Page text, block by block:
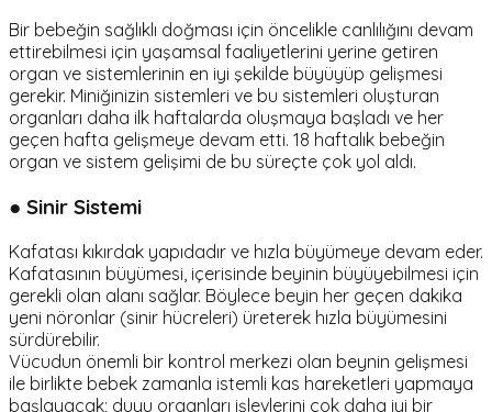
Bir bebeğin sağlıklı doğması için öncelikle canlılığını devam
ettirebilmesi için yaşamsal faaliyetlerini yerine getiren
organ ve sistemlerinin en iyi şekilde büyüyüp gelişmesi
gerekir. Miniğinizin sistemleri ve bu sistemleri oluşturan
organları daha ilk haftalarda oluşmaya başladı ve her
geçen hafta gelişmeye devam etti. 18 haftalık bebeğin
organ ve sistem gelişimi de bu süreçte çok yol aldı.
● Sinir Sistemi
Kafatası kıkırdak yapıdadır ve hızla büyümeye devam eder.
Kafatasının büyümesi, içerisinde beyinin büyüyebilmesi için
gerekli olan alanı sağlar. Böylece beyin her geçen dakika
yeni nöronlar (sinir hücreleri) üreterek hızla büyümesini
sürdürebilir.
Vücudun önemli bir kontrol merkezi olan beynin gelişmesi
ile birlikte bebek zamanla istemli kas hareketleri yapmaya
başlayacak; duyu organları işlevlerini çok daha iyi bir